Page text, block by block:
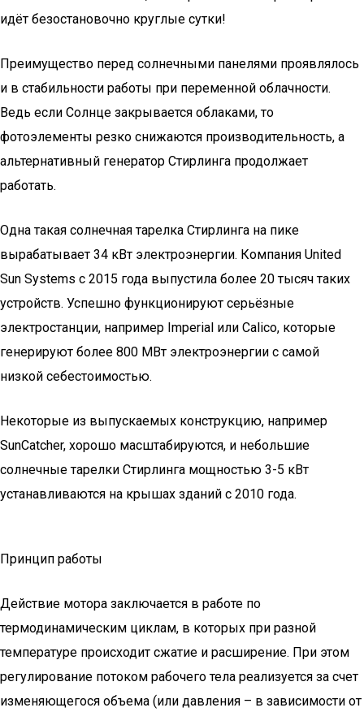
идёт безостановочно круглые сутки!
Преимущество перед солнечными панелями проявлялось
и в стабильности работы при переменной облачности.
Ведь если Солнце закрывается облаками, то
фотоэлементы резко снижаются производительность, а
альтернативный генератор Стирлинга продолжает
работать.
Одна такая солнечная тарелка Стирлинга на пике
вырабатывает 34 кВт электроэнергии. Компания United
Sun Systems с 2015 года выпустила более 20 тысяч таких
устройств. Успешно функционируют серьёзные
электростанции, например Imperial или Calico, которые
генерируют более 800 МВт электроэнергии с самой
низкой себестоимостью.
Некоторые из выпускаемых конструкцию, например
SunCatcher, хорошо масштабируются, и небольшие
солнечные тарелки Стирлинга мощностью 3-5 кВт
устанавливаются на крышах зданий с 2010 года.
Принцип работы
Действие мотора заключается в работе по
термодинамическим циклам, в которых при разной
температуре происходит сжатие и расширение. При этом
регулирование потоком рабочего тела реализуется за счет
изменяющегося объема (или давления – в зависимости от